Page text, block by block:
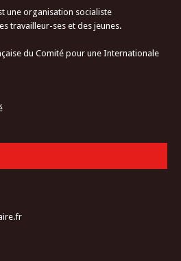
une organisation socialiste
travailleur-ses et des jeunes.
du Comité pour une Internationale